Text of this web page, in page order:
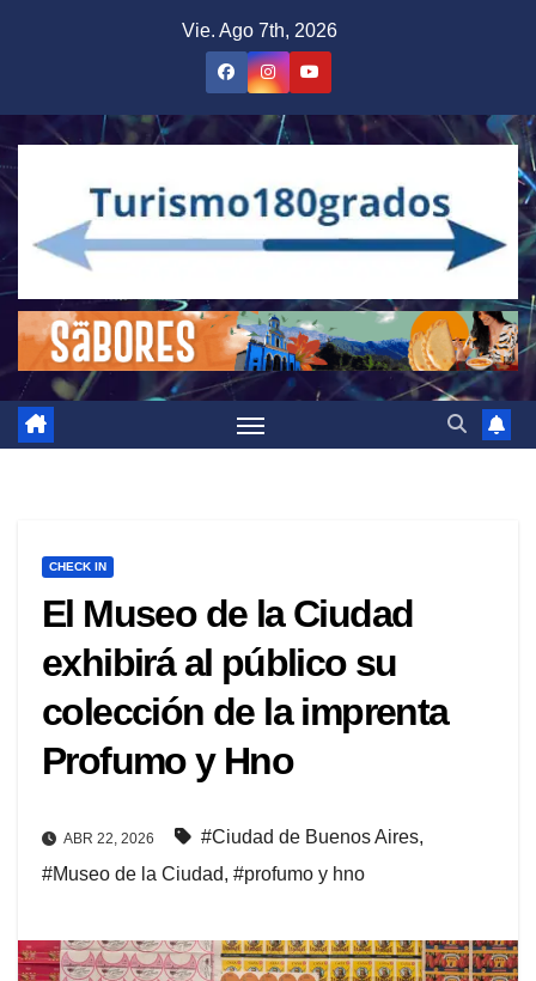
Vie. Ago 7th, 2026
CHECK IN
El Museo de la Ciudad
exhibirá al público su
colección de la imprenta
Profumo y Hno
ABR 22, 2026 #Ciudad de Buenos Aires,
#Museo de la Ciudad, #profumo y hno